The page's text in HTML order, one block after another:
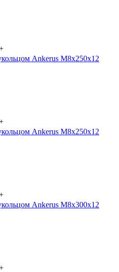
Ankerus М8х250х12
Ankerus М8х250х12
Ankerus М8х300х12